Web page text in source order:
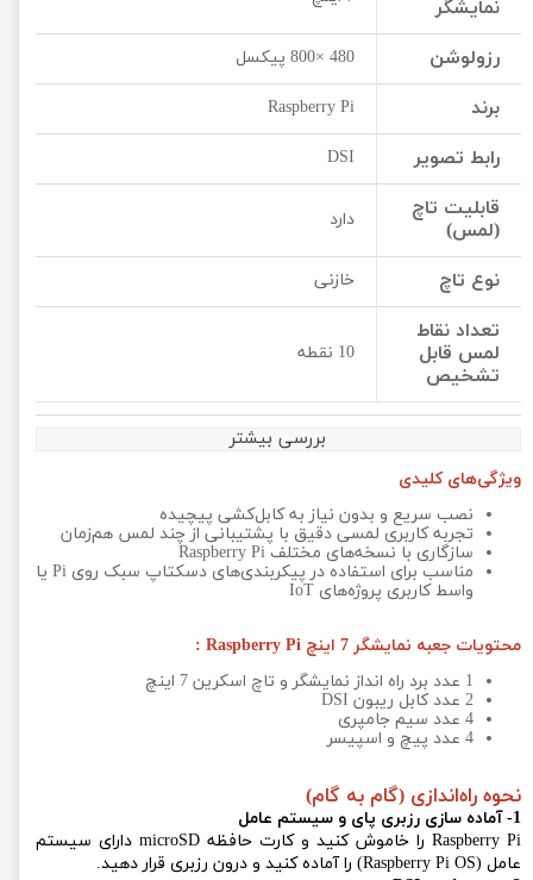
نمایشگر
رزولوشن 480 ×800 پیکسل
برند Raspberry Pi
رابط تصویر DSI
قابلیت تاچ
(لمس)
دارد
نوع تاچ خازنی
تعداد نقاط
لمس قابل
تشخیص
10 نقطه
بررسی بیشتر
ویژگی‌های کلیدی
نصب سریع و بدون نیاز به کابل‌کشی پیچیده
تجربه کاربری لمسی دقیق با پشتیبانی از چند لمس هم‌زمان
سازگاری با نسخه‌های مختلف Raspberry Pi
مناسب برای استفاده در پیکربندی‌های دسکتاپ سبک روی Pi یا
واسط کاربری پروژه‌های IoT
محتویات جعبه نمایشگر 7 اینچ Raspberry Pi :
1 عدد برد راه انداز نمایشگر و تاچ اسکرین 7 اینچ
2 عدد کابل ریبون DSI
4 عدد سیم جامپری
4 عدد پیچ و اسپیسر
نحوه راه‌اندازی (گام به گام)
1- آماده سازی رزبری پای و سیستم عامل
Raspberry Pi را خاموش کنید و کارت حافظه microSD دارای سیستم
عامل (Raspberry Pi OS) را آماده کنید و درون رزبری قرار دهید.